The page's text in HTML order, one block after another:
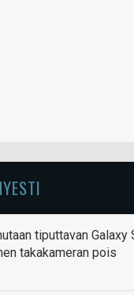
tiputtavan Galaxy
takakameran pois